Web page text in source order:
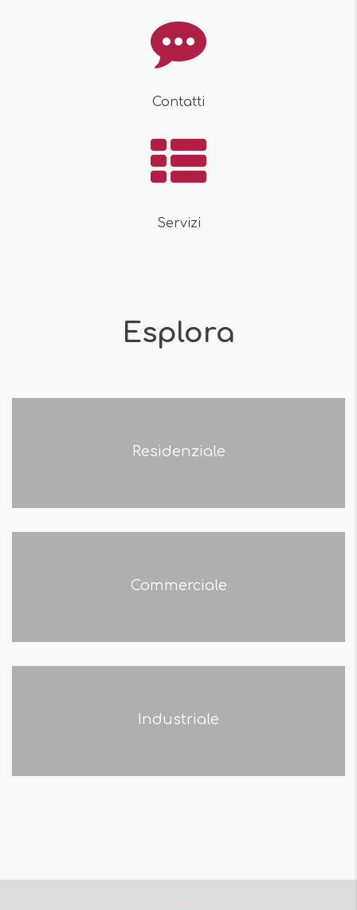
Contatti
Servizi
Esplora
Residenziale
Commerciale
Industriale